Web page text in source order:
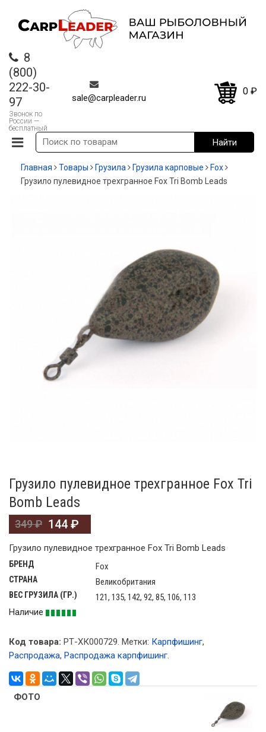
8
(800)
222-30-
97
Звонок по
России —
бесплатный
sale@carpleader.ru
0 ₽
Главная Товары Грузила Грузила карповые
Fox
Грузило пулевидное трехгранное Fox Tri Bomb Leads
Грузило пулевидное трехгранное Fox Tri
Bomb Leads
349₽ 144 ₽
Грузило пулевидное трехгранное Fox Tri Bomb Leads
БРЕНД Fox
СТРАНА Великобритания
ВЕС ГРУЗИЛА (ГР.)
121, 135, 142, 92, 85, 106, 113
Наличие
Код товара: РТ-ХК000729. Метки: Карпфишинг,
Распродажа, Распродажа карпфишинг.